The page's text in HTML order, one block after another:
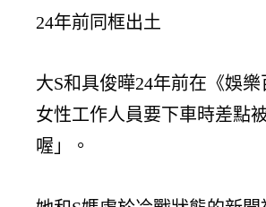
24年前同框出土
大S和具俊曄24年前在《娛
女性工作人員要下車時差點
喔」。